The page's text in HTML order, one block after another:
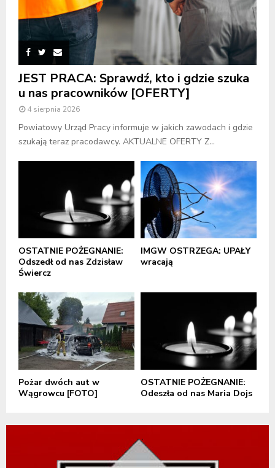
JEST PRACA: Sprawdź, kto i gdzie szuka
u nas pracowników [OFERTY]
4 sierpnia 2026
Powiatowy Urząd Pracy informuje w jakich zawodach i gdzie
szukają teraz pracodawcy. AKTUALNE OFERTY Z...
OSTATNIE POŻEGNANIE:
Odszedł od nas Zdzisław
Świercz
IMGW OSTRZEGA: UPAŁY
wracają
Pożar dwóch aut w
Wągrowcu [FOTO]
OSTATNIE POŻEGNANIE:
Odeszła od nas Maria Dojs